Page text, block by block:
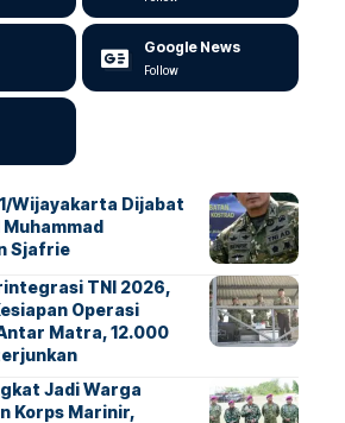
Google News
Follow
Wijayakarta Dijabat
Sjafrie
TNI 2026,
Operasi
Matra, 12.000
Jadi Warga
Korps Marinir,